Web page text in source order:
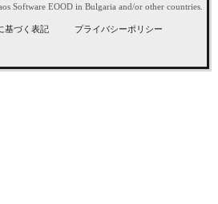
Software EOOD in Bulgaria and/or other countries.
基づく表記
プライバシーポリシー